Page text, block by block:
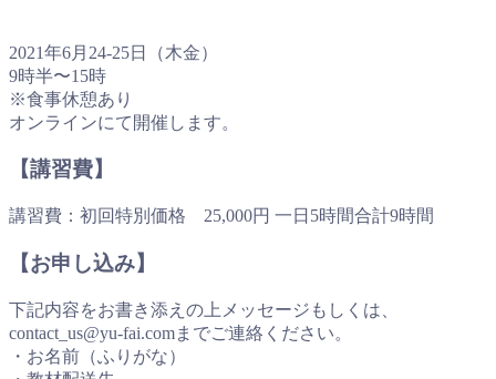
2021年6月24-25日（木金）
9時半〜15時
※食事休憩あり
オンラインにて開催します。
【講習費】
講習費：初回特別価格 25,000円 一日5時間合計9時間
【お申し込み】
下記内容をお書き添えの上メッセージもしくは、
contact_us@yu-fai.comまでご連絡ください。
・お名前（ふりがな）